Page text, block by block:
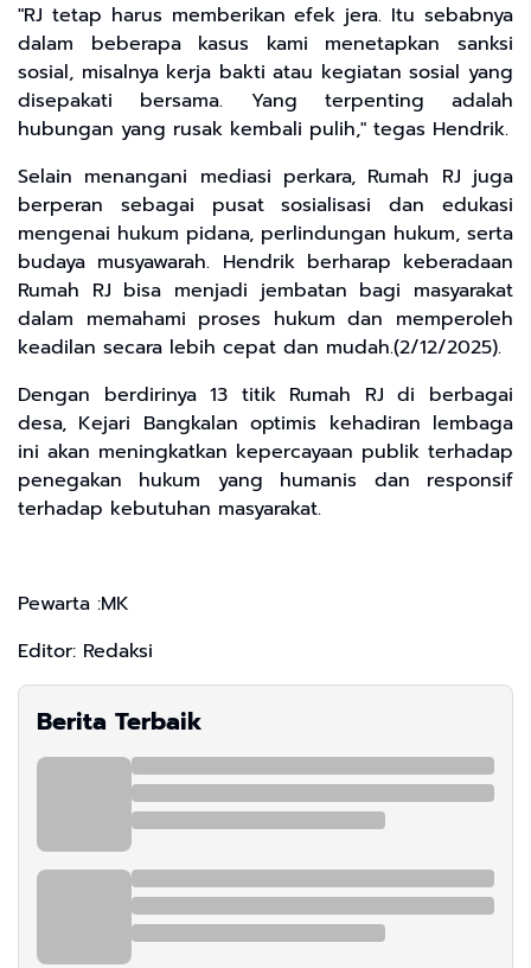
"RJ tetap harus memberikan efek jera. Itu sebabnya
dalam beberapa kasus kami menetapkan sanksi
sosial, misalnya kerja bakti atau kegiatan sosial yang
disepakati bersama. Yang terpenting adalah
hubungan yang rusak kembali pulih," tegas Hendrik.
Selain menangani mediasi perkara, Rumah RJ juga
berperan sebagai pusat sosialisasi dan edukasi
mengenai hukum pidana, perlindungan hukum, serta
budaya musyawarah. Hendrik berharap keberadaan
Rumah RJ bisa menjadi jembatan bagi masyarakat
dalam memahami proses hukum dan memperoleh
keadilan secara lebih cepat dan mudah.(2/12/2025).
Dengan berdirinya 13 titik Rumah RJ di berbagai
desa, Kejari Bangkalan optimis kehadiran lembaga
ini akan meningkatkan kepercayaan publik terhadap
penegakan hukum yang humanis dan responsif
terhadap kebutuhan masyarakat.
Pewarta :MK
Editor: Redaksi
Berita Terbaik